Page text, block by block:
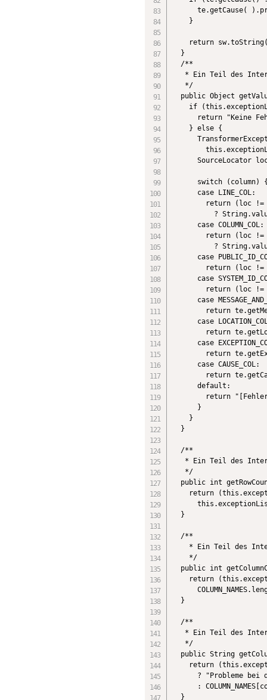
te.getCause(
    }
return
  }
  /**
* Ein Teil des
   */
public Object
if
return "Keine
    } else {
SourceLocator
switch (column)
      case LINE_COL:
return (loc !=
?
      case COLUMN_COL:
return (loc !=
?
case
return (loc
case
return (loc
case
return
case
return
case
return
      case CAUSE_COL:
return
      default:
return
      }
    }
  }
  /**
* Ein Teil des
   */
public int
return
  }
  /**
* Ein Teil des
    */
public int
return
  }
  /**
* Ein Teil des
   */
public String
return
? "Probleme bei
:
  }